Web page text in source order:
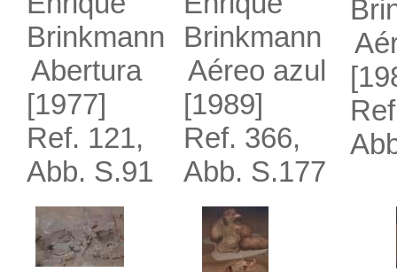
Brinkmann
Abertura
[1977]
Ref. 121,
Abb. S.91
Brinkmann
Aéreo azul
[1989]
Ref. 366,
Abb. S.177